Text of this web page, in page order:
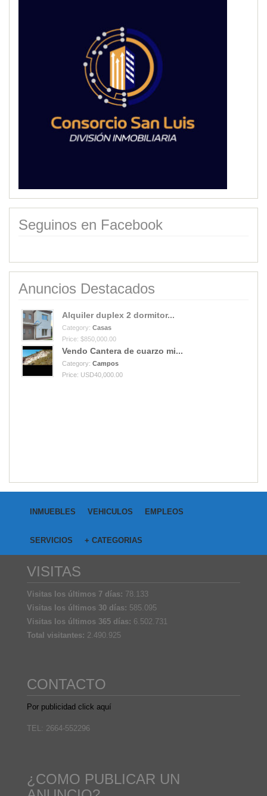
Seguinos en Facebook
Anuncios Destacados
Alquiler duplex 2 dormitor...
Category: Casas
Price: $850,000.00
Vendo Cantera de cuarzo mi...
Category: Campos
Price: USD40,000.00
INMUEBLES VEHICULOS EMPLEOS
SERVICIOS + CATEGORIAS
VISITAS
Visitas los últimos 7 días: 78.133
Visitas los últimos 30 días: 585.095
Visitas los últimos 365 días: 6.502.731
Total visitantes: 2.490.925
CONTACTO
Por publicidad click aquí
TEL: 2664-552296
¿COMO PUBLICAR UN